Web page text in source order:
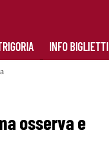
INFO BIGLIETTI
osserva e